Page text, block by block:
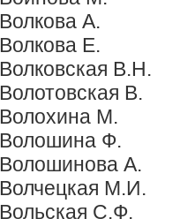
Волкова А.
Волкова Е.
Волковская В.Н.
Волотовская В.
Волохина М.
Волошина Ф.
Волошинова А.
Волчецкая М.И.
Вольская С.Ф.